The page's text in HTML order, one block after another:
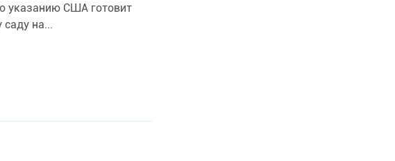
указанию США готовит
саду на...